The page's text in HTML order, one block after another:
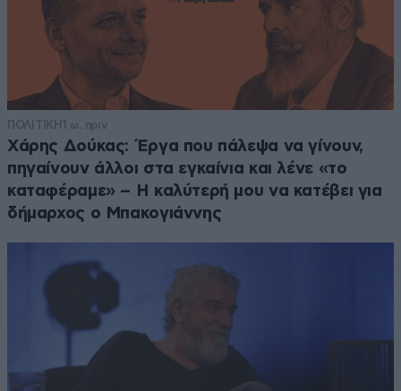
ΠΟΛΙΤΙΚΗ 1 ω. πριν
Χάρης Δούκας: Έργα που πάλεψα να γίνουν,
πηγαίνουν άλλοι στα εγκαίνια και λένε «το
καταφέραμε» – Η καλύτερή μου να κατέβει για
δήμαρχος ο Μπακογιάννης